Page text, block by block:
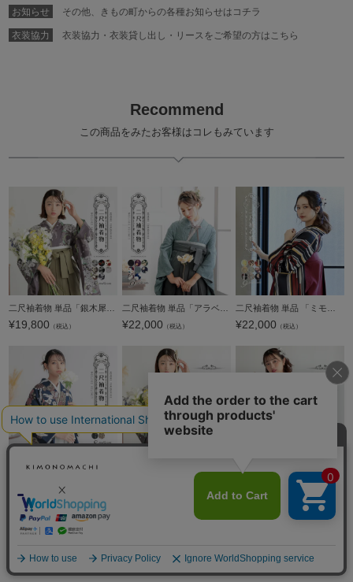
お知らせ その他、きもの町からの各種お知らせはコチラ
衣装協力 衣装協力・衣装貸し出し・リースをご希望の方はこちら
Recommend
この商品をみたお客様はコレもみています
¥19,800 （税込） ¥22,000 （税込） ¥22,000 （税込）
二尺袖着物 単品「アラベスクに南天 藤色」KIMONOMACHIオリジナル お仕立て上がり レディース 洗える着物 二尺袖 着物 袴に合わせて 卒業式 謝恩会に 短丈【メール便不可】
（税込）